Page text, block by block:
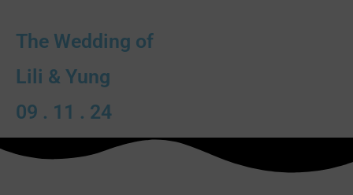
The Wedding of
Lili & Yung
09 . 11 . 24